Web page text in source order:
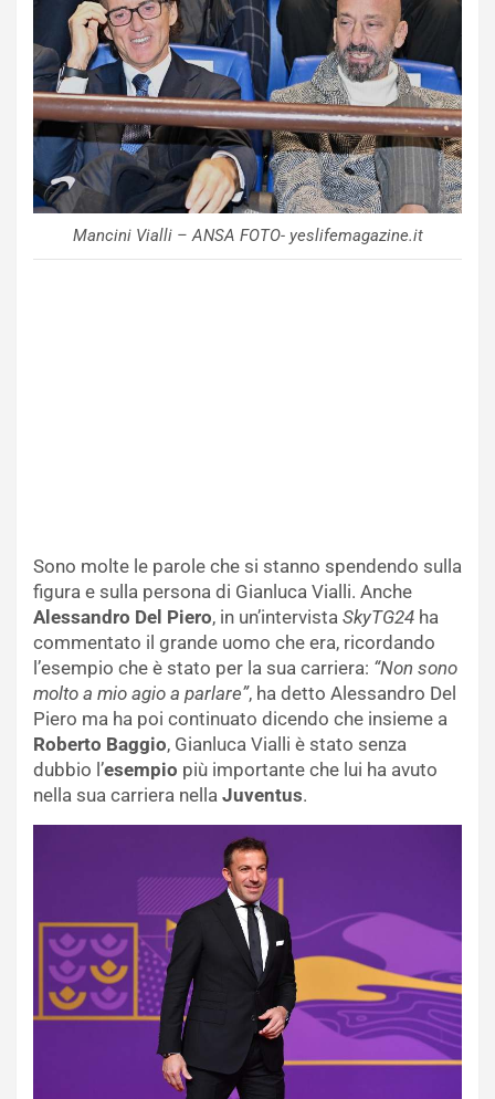
Mancini Vialli – ANSA FOTO- yeslifemagazine.it
Sono molte le parole che si stanno spendendo sulla
figura e sulla persona di Gianluca Vialli. Anche
Alessandro Del Piero, in un’intervista SkyTG24 ha
commentato il grande uomo che era, ricordando
l’esempio che è stato per la sua carriera: “Non sono
molto a mio agio a parlare”, ha detto Alessandro Del
Piero ma ha poi continuato dicendo che insieme a
Roberto Baggio, Gianluca Vialli è stato senza
dubbio l’esempio più importante che lui ha avuto
nella sua carriera nella Juventus.